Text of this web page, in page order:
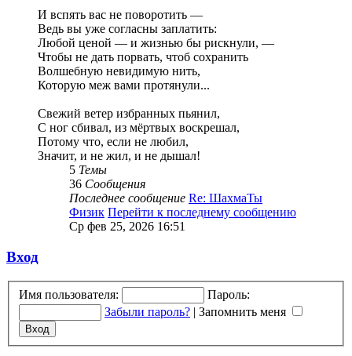
И вспять вас не поворотить —
Ведь вы уже согласны заплатить:
Любой ценой — и жизнью бы рискнули, —
Чтобы не дать порвать, чтоб сохранить
Волшебную невидимую нить,
Которую меж вами протянули...
Свежий ветер избранных пьянил,
С ног сбивал, из мёртвых воскрешал,
Потому что, если не любил,
Значит, и не жил, и не дышал!
5 Темы
36 Сообщения
Последнее сообщение Re: ШахмаТы
Физик Перейти к последнему сообщению
Ср фев 25, 2026 16:51
Вход
Имя пользователя:
Пароль:
Забыли пароль? | Запомнить меня